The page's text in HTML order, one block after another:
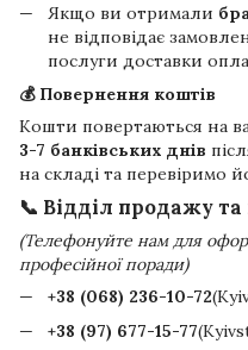
Якщо ви отримали
не відповідає
послуги доставки
💰 Повернення коштів
Кошти повертаються на
3-7 банківських днів
на складі та перевіримо
📞 Відділ продажу
(Телефонуйте нам для
професійної поради)
+38 (068) 236-10-72
+38 (97) 677-15-77